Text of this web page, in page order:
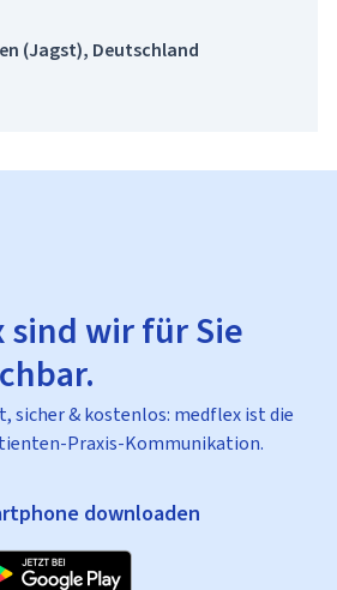
(Jagst), Deutschland
wir für Sie
sicher & kostenlos: medflex ist die
Praxis-Kommunikation.
downloaden